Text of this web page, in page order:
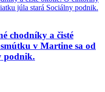
chodníky a čisté
v Martine sa od
podnik.